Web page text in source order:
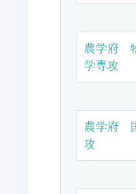
農学府
学専攻
農学府
攻